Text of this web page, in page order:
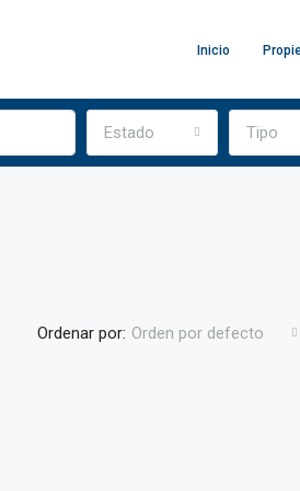
Inicio
Estado Tipo
Ordenar por: Orden por defecto